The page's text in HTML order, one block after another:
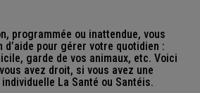
programmée ou inattendue, vous
d’aide pour gérer votre quotidien :
garde de vos animaux, etc. Voici
avez droit, si vous avez une
La Santé ou Santéis.